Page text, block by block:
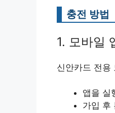
충전 방법
1. 모바일
신안카드 전용
앱을 실
가입 후